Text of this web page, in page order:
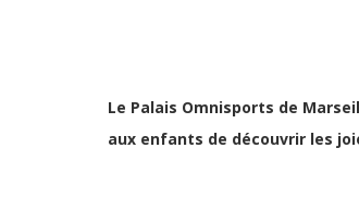
Le Palais Omnisports de
aux enfants de découvrir les